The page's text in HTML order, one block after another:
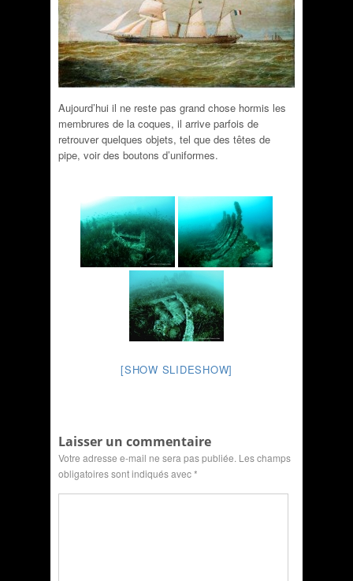
Aujourd’hui il ne reste pas grand chose hormis les
membrures de la coques, il arrive parfois de
retrouver quelques objets, tel que des têtes de
pipe, voir des boutons d’uniformes.
[SHOW SLIDESHOW]
Laisser un commentaire
Votre adresse e-mail ne sera pas publiée. Les champs
obligatoires sont indiqués avec*